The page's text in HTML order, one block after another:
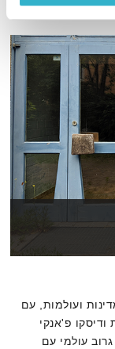
ועולמות, עם
ודיסקו פ'אנקי
עולמי עם